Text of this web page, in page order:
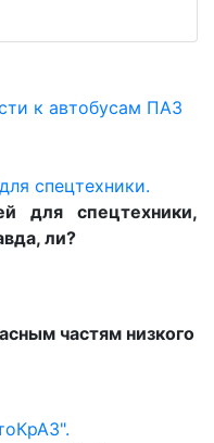
к автобусам ПАЗ
спецтехники.
для спецтехники,
ли?
частям низкого